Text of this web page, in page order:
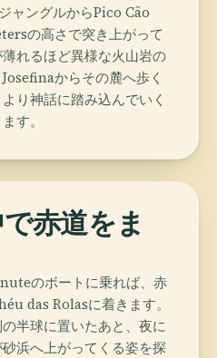
ャングルからPico Cão
の高さで突き上がって
れるほど異様な火山岩の
からその麓へ歩く
り神話に踏み込んでいく
す。
赤道をま
のボートに乗れば、赤
das Rolasに着きます。
半球に置いたあと、夜に
浜へ上がってくる姿を探